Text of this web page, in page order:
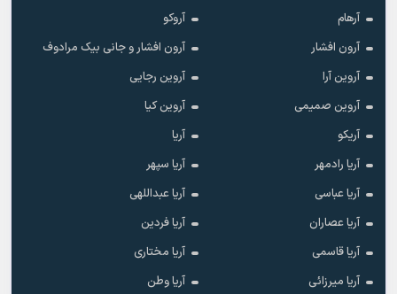
آرهام
آروکو
آرون افشار
آرون افشار و جانی بیک مرادوف
آروین آرا
آروین رجایی
آروین صمیمی
آروین کیا
آریکو
آریا
آریا رادمهر
آریا سپهر
آریا عباسی
آریا عبداللهی
آریا عصاران
آریا فردین
آریا قاسمی
آریا مختاری
آریا میرزائی
آریا وطن